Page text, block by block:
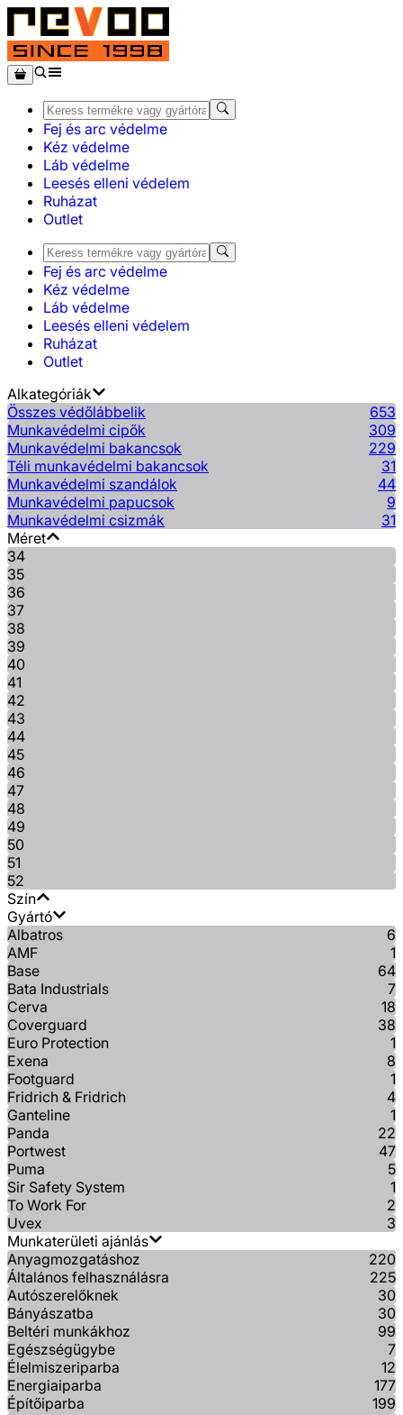
Fej és arc védelme
Kéz védelme
Láb védelme
Leesés elleni védelem
Ruházat
Outlet
Fej és arc védelme
Kéz védelme
Láb védelme
Leesés elleni védelem
Ruházat
Outlet
Alkategóriák
Összes védőlábbelik
653
Munkavédelmi cipők
309
Munkavédelmi bakancsok
229
Téli munkavédelmi bakancsok
31
Munkavédelmi szandálok
44
Munkavédelmi papucsok
9
Munkavédelmi csizmák
31
Méret
34
35
36
37
38
39
40
41
42
43
44
45
46
47
48
49
50
51
52
Szín
Gyártó
Albatros
6
AMF
1
Base
64
Bata Industrials
7
Cerva
18
Coverguard
38
Euro Protection
1
Exena
8
Footguard
1
Fridrich & Fridrich
4
Ganteline
1
Panda
22
Portwest
47
Puma
5
Sir Safety System
1
To Work For
2
Uvex
3
Munkaterületi ajánlás
Anyagmozgatáshoz
220
Általános felhasználásra
225
Autószerelőknek
30
Bányászatba
30
Beltéri munkákhoz
99
Egészségügybe
7
Élelmiszeriparba
12
Energiaiparba
177
Építőiparba
199